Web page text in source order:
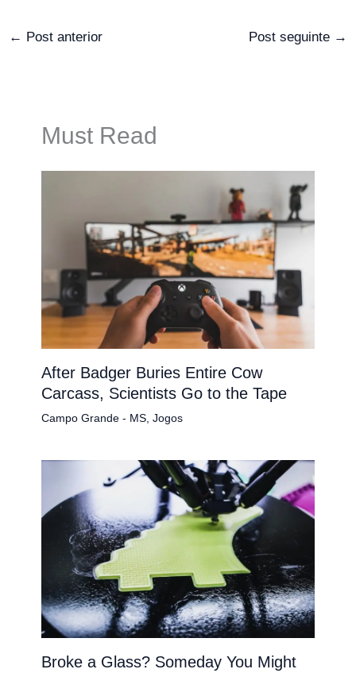
← Post anterior Post seguinte →
Must Read
After Badger Buries Entire Cow
Carcass, Scientists Go to the Tape
Campo Grande - MS, Jogos
Broke a Glass? Someday You Might